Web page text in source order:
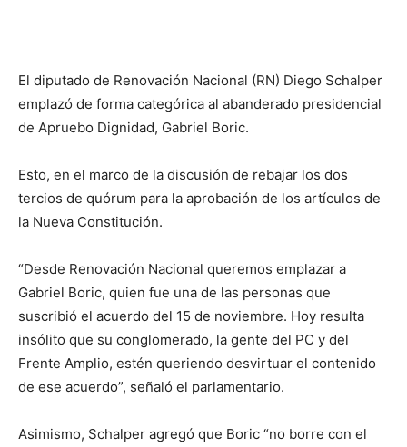
El diputado de Renovación Nacional (RN) Diego Schalper
emplazó de forma categórica al abanderado presidencial
de Apruebo Dignidad, Gabriel Boric.
Esto, en el marco de la discusión de rebajar los dos
tercios de quórum para la aprobación de los artículos de
la Nueva Constitución.
“Desde Renovación Nacional queremos emplazar a
Gabriel Boric, quien fue una de las personas que
suscribió el acuerdo del 15 de noviembre. Hoy resulta
insólito que su conglomerado, la gente del PC y del
Frente Amplio, estén queriendo desvirtuar el contenido
de ese acuerdo”, señaló el parlamentario.
Asimismo, Schalper agregó que Boric “no borre con el